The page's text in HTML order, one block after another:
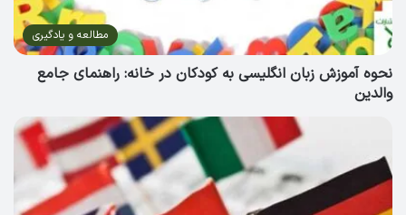
مطالعه و یادگیری
نحوه آموزش زبان انگلیسی به کودکان در خانه: راهنمای جامع
والدین